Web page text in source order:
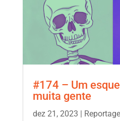
#174 – Um
muita gente
dez 21, 2023 |